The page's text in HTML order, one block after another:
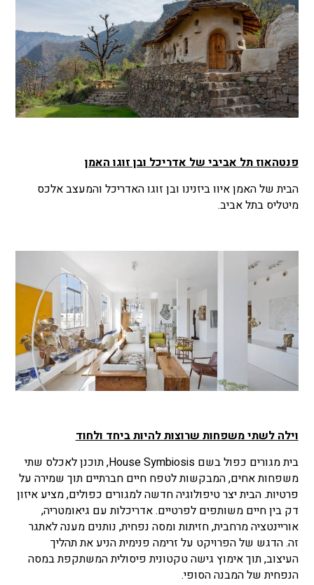
פנטהאוז תל אביבי של אדריכל ובן זוגו האמן
הבית של האמן איוו ביזנינו ובן זוגו האדריכל והמעצב אלכס
מיטליס בתל אביב.
וילה לשתי משפחות שרוצות להיות ביחד ולחוד
בית מגורים כפול בשםHouse Symbiosis, תוכנן לאכלס שתי
משפחות אחים, המבקשות לטפח חיים חברתיים תוך שמירה על
פרטיות. הבית יצר טיפולוגיה חדשה למגורים כפולים, מציע איזון
דק בין חיים משותפים לפרטיים. אדריכלות עם גיאומטריה,
אוריינטציה מרחבית, חזיתות ומסה נפחית, נותנים מענה לאתגר
זה. הדגש של הפרויקט על זרימה פנימית הניע את תהליך
העיצוב, תוך אימוץ גישה טקטונית פיסולית המשתקפת במסה
הנפחית של המבנה הסופי.